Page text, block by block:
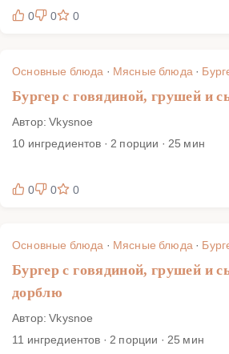
0
0 0
Основные блюда · Мясные блюда·
Бургер с говядиной, грушей и
Автор: Vkysnoe
10 ингредиентов · 2 порции · 25 мин
0 0 0
Основные блюда · Мясные блюда·
Бургер с говядиной, грушей и
дорблю
Автор: Vkysnoe
11 ингредиентов · 2 порции · 25 мин